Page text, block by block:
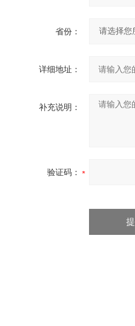
省份：
详细地址：
补充说明：
验证码：